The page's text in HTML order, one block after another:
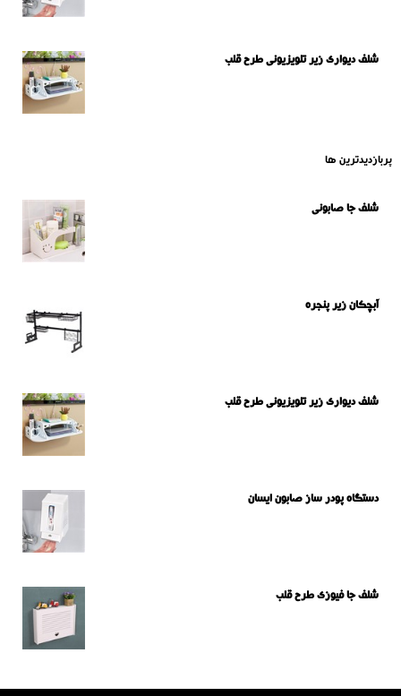
شلف دیواری زیر تلویزیونی طرح قلب
پربازدیدترین ها
شلف جا صابونی
آبچکان زیر پنجره
شلف دیواری زیر تلویزیونی طرح قلب
دستگاه پودر ساز صابون ایسان
شلف جا فیوزی طرح قلب